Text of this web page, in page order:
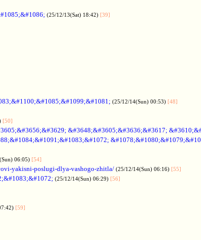
(25/12/13(Sat) 18:42) [39]
(25/12/14(Sun) 00:53) [48]
[50]
&#3648;&#3605;&#3636;&#3617;
06:05) [54]
yakisni-poslugi-dlya-vashogo-zhitla/ (25/12/14(Sun) 06:16) [55]
(25/12/14(Sun) 06:29) [56]
[59]